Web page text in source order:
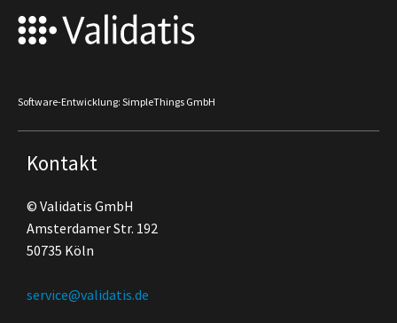
Software-Entwicklung: SimpleThings GmbH
Kontakt
© Validatis GmbH
Amsterdamer Str. 192
50735 Köln
service@validatis.de